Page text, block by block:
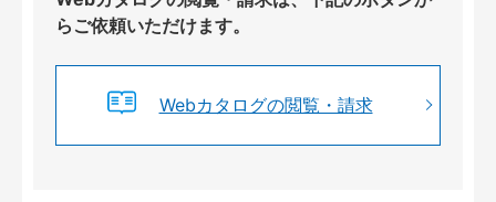
らご依頼いただけます。
Webカタログの閲覧・請求